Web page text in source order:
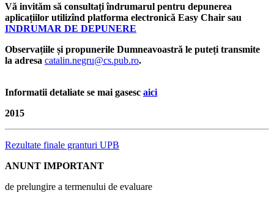
Vă invităm să consultați îndrumarul pentru depunerea
aplicațiilor utilizînd platforma electronică Easy Chair sau
INDRUMAR DE DEPUNERE
Observațiile și propunerile Dumneavoastră le puteți transmite
la adresa catalin.negru@cs.pub.ro.
Informatii detaliate se mai gasesc aici
2015
Rezultate finale granturi UPB
ANUNT IMPORTANT
de prelungire a termenului de evaluare